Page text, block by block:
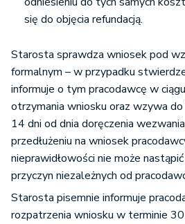
się do objęcia refundacją.
Starosta sprawdza wniosek pod
formalnym – w przypadku
informuje o tym pracodawcę w
otrzymania wniosku oraz wzywa
14 dni od dnia doręczenia
przedłużeniu na wniosek
nieprawidłowości nie może
przyczyn niezależnych od
Starosta pisemnie informuje
rozpatrzenia wniosku w terminie